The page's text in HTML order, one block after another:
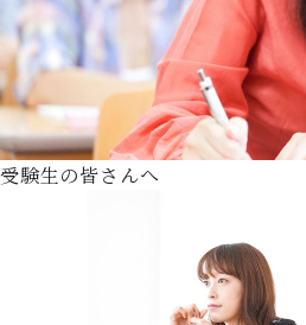
受験生の皆さんへ